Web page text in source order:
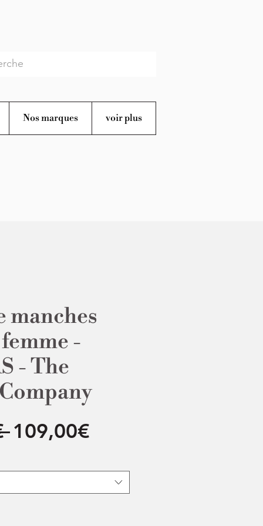
Nos marques voir plus
manches
-
- The
Regular
109,00€